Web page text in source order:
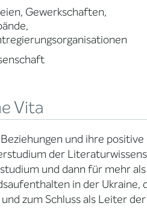
Gewerkschaften,
Vita
und ihre
der
und dann für mehr
in der Ukraine,
zum Schluss als Leiter